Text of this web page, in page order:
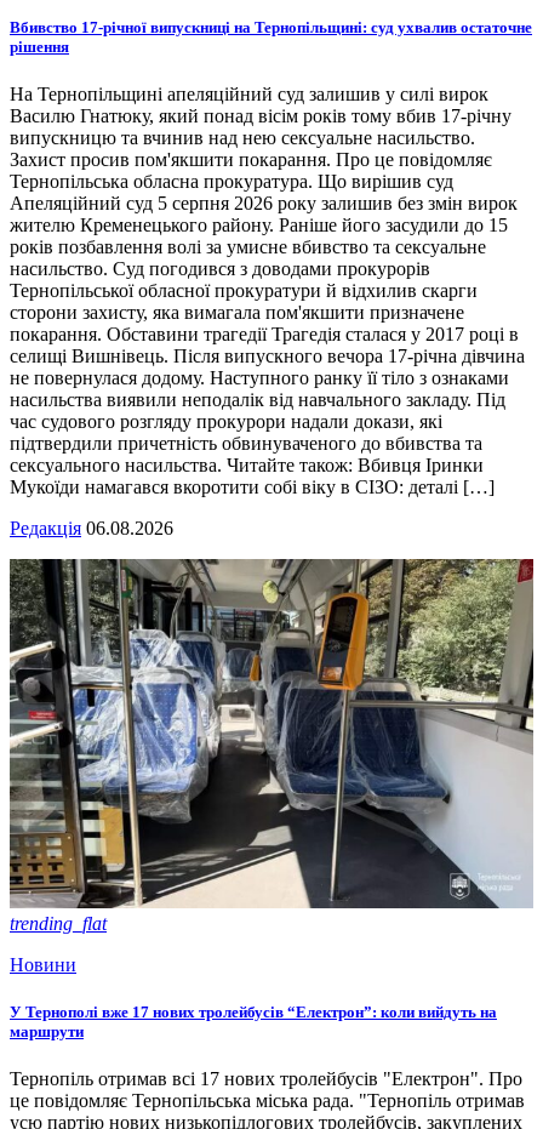
Вбивство 17-річної випускниці на Тернопільщині: суд ухвалив остаточне
рішення
На Тернопільщині апеляційний суд залишив у силі вирок
Василю Гнатюку, який понад вісім років тому вбив 17-річну
випускницю та вчинив над нею сексуальне насильство.
Захист просив пом'якшити покарання. Про це повідомляє
Тернопільська обласна прокуратура. Що вирішив суд
Апеляційний суд 5 серпня 2026 року залишив без змін вирок
жителю Кременецького району. Раніше його засудили до 15
років позбавлення волі за умисне вбивство та сексуальне
насильство. Суд погодився з доводами прокурорів
Тернопільської обласної прокуратури й відхилив скарги
сторони захисту, яка вимагала пом'якшити призначене
покарання. Обставини трагедії Трагедія сталася у 2017 році в
селищі Вишнівець. Після випускного вечора 17-річна дівчина
не повернулася додому. Наступного ранку її тіло з ознаками
насильства виявили неподалік від навчального закладу. Під
час судового розгляду прокурори надали докази, які
підтвердили причетність обвинуваченого до вбивства та
сексуального насильства. Читайте також: Вбивця Іринки
Мукоїди намагався вкоротити собі віку в СІЗО: деталі […]
Редакція 06.08.2026
trending_flat
Новини
У Тернополі вже 17 нових тролейбусів “Електрон”: коли вийдуть на
маршрути
Тернопіль отримав всі 17 нових тролейбусів "Електрон". Про
це повідомляє Тернопільська міська рада. "Тернопіль отримав
усю партію нових низькопідлогових тролейбусів, закуплених